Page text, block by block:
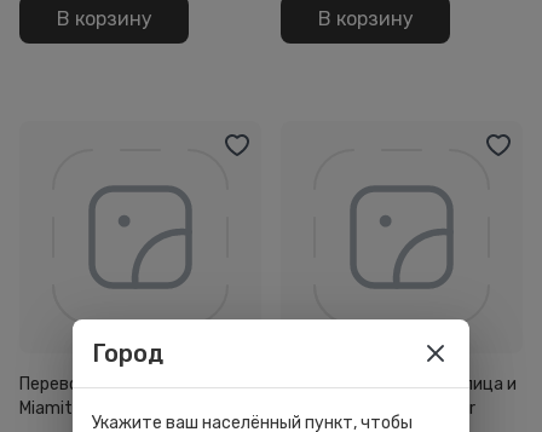
В корзину
В корзину
Переводные мейкап тату
Miamitats Chrome
Переводные Тату для лица и
тела Miamitats Dreamer
Город
Укажите ваш населённый пункт, чтобы